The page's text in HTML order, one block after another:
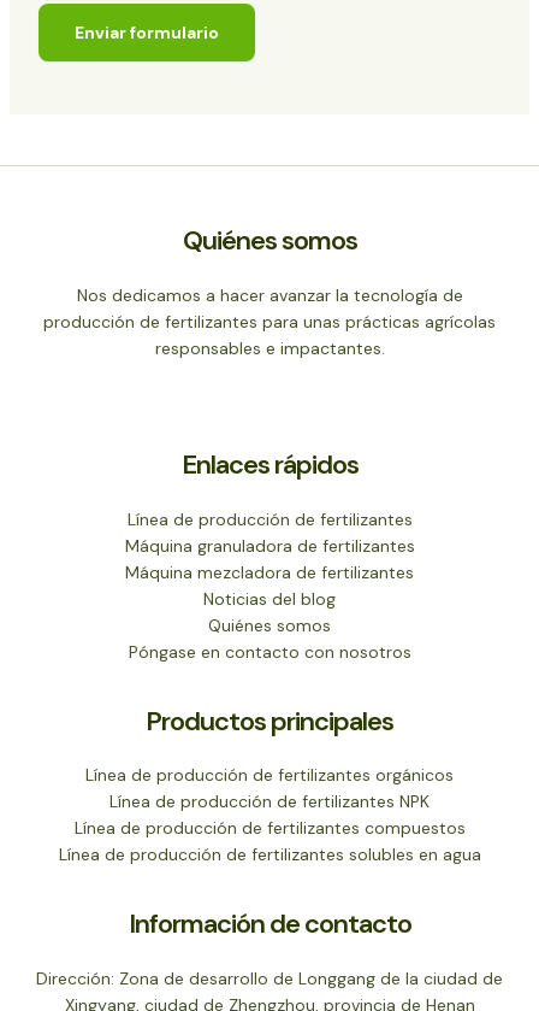
Enviar formulario
Quiénes somos
Nos dedicamos a hacer avanzar la tecnología de
producción de fertilizantes para unas prácticas agrícolas
responsables e impactantes.
Enlaces rápidos
Línea de producción de fertilizantes
Máquina granuladora de fertilizantes
Máquina mezcladora de fertilizantes
Noticias del blog
Quiénes somos
Póngase en contacto con nosotros
Productos principales
Línea de producción de fertilizantes orgánicos
Línea de producción de fertilizantes NPK
Línea de producción de fertilizantes compuestos
Línea de producción de fertilizantes solubles en agua
Información de contacto
Dirección: Zona de desarrollo de Longgang de la ciudad de
Xingyang, ciudad de Zhengzhou, provincia de Henan